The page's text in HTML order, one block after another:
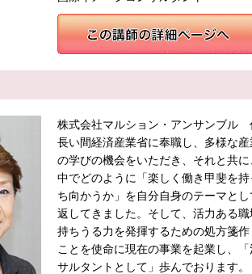
株式会社マルション・アンサンブル
長い間経済産業省に奉職し、多様な産
の学びの機会をいただき、それと共
中でどのように「楽しく働き甲斐を
ち向かうか」を自分自身のテーマとし
返してきました。そして、活力ある
持ちうる力を発揮するための処方箋
ことを使命に現在の事業を起業し、
サルタントとして」歩んでおります。